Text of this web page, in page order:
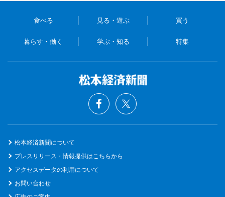
食べる 見る・遊ぶ 買う
暮らす・働く 学ぶ・知る 特集
松本経済新聞について
プレスリリース・情報提供はこちらから
アクセスデータの利用について
お問い合わせ